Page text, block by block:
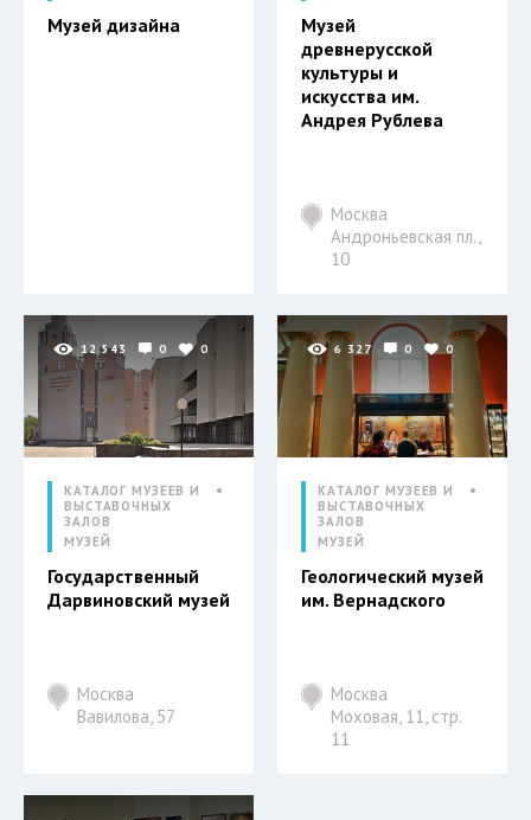
Музей дизайна
Музей
древнерусской
культуры и
искусства им.
Андрея Рублева
Москва
Андроньевская пл.,
10
12 543 0 0
КАТАЛОГ МУЗЕЕВ И
ВЫСТАВОЧНЫХ
ЗАЛОВ
МУЗЕЙ
Государственный
Дарвиновский музей
Москва
Вавилова, 57
6 327 0 0
КАТАЛОГ МУЗЕЕВ И
ВЫСТАВОЧНЫХ
ЗАЛОВ
МУЗЕЙ
Геологический музей
им. Вернадского
Москва
Моховая, 11, стр.
11